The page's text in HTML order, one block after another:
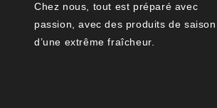
Chez nous, tout est préparé avec
passion, avec des produits de saison
d’une extrême fraîcheur.